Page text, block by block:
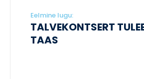
Eelmine lugu:
TALVEKONTSERT
TAAS